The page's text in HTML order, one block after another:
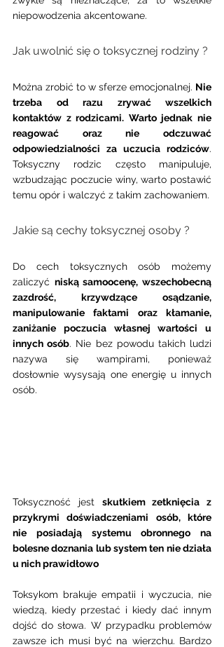
niepowodzenia akcentowane.
Jak uwolnić się o toksycznej rodziny ?
Można zrobić to w sferze emocjonalnej. Nie
trzeba od razu zrywać wszelkich
kontaktów z rodzicami. Warto jednak nie
reagować oraz nie odczuwać
odpowiedzialności za uczucia rodziców.
Toksyczny rodzic często manipuluje,
wzbudzając poczucie winy, warto postawić
temu opór i walczyć z takim zachowaniem.
Jakie są cechy toksycznej osoby ?
Do cech toksycznych osób możemy
zaliczyć niską samoocenę, wszechobecną
zazdrość, krzywdzące osądzanie,
manipulowanie faktami oraz kłamanie,
zaniżanie poczucia własnej wartości u
innych osób. Nie bez powodu takich ludzi
nazywa się wampirami, ponieważ
dosłownie wysysają one energię u innych
osób.
Toksyczność jest skutkiem zetknięcia z
przykrymi doświadczeniami osób, które
nie posiadają systemu obronnego na
bolesne doznania lub system ten nie działa
u nich prawidłowo
Toksykom brakuje empatii i wyczucia, nie
wiedzą, kiedy przestać i kiedy dać innym
dojść do słowa. W przypadku problemów
zawsze ich musi być na wierzchu. Bardzo